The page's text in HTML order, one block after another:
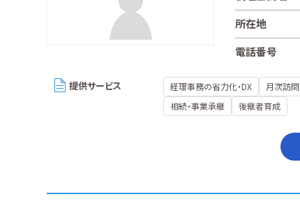
所在地
電話番号
提供サービス 経理事務の省力化・DX 月次訪問
相続・事業承継
後継者育成